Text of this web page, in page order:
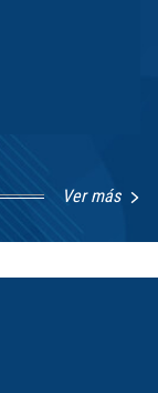
Ver más